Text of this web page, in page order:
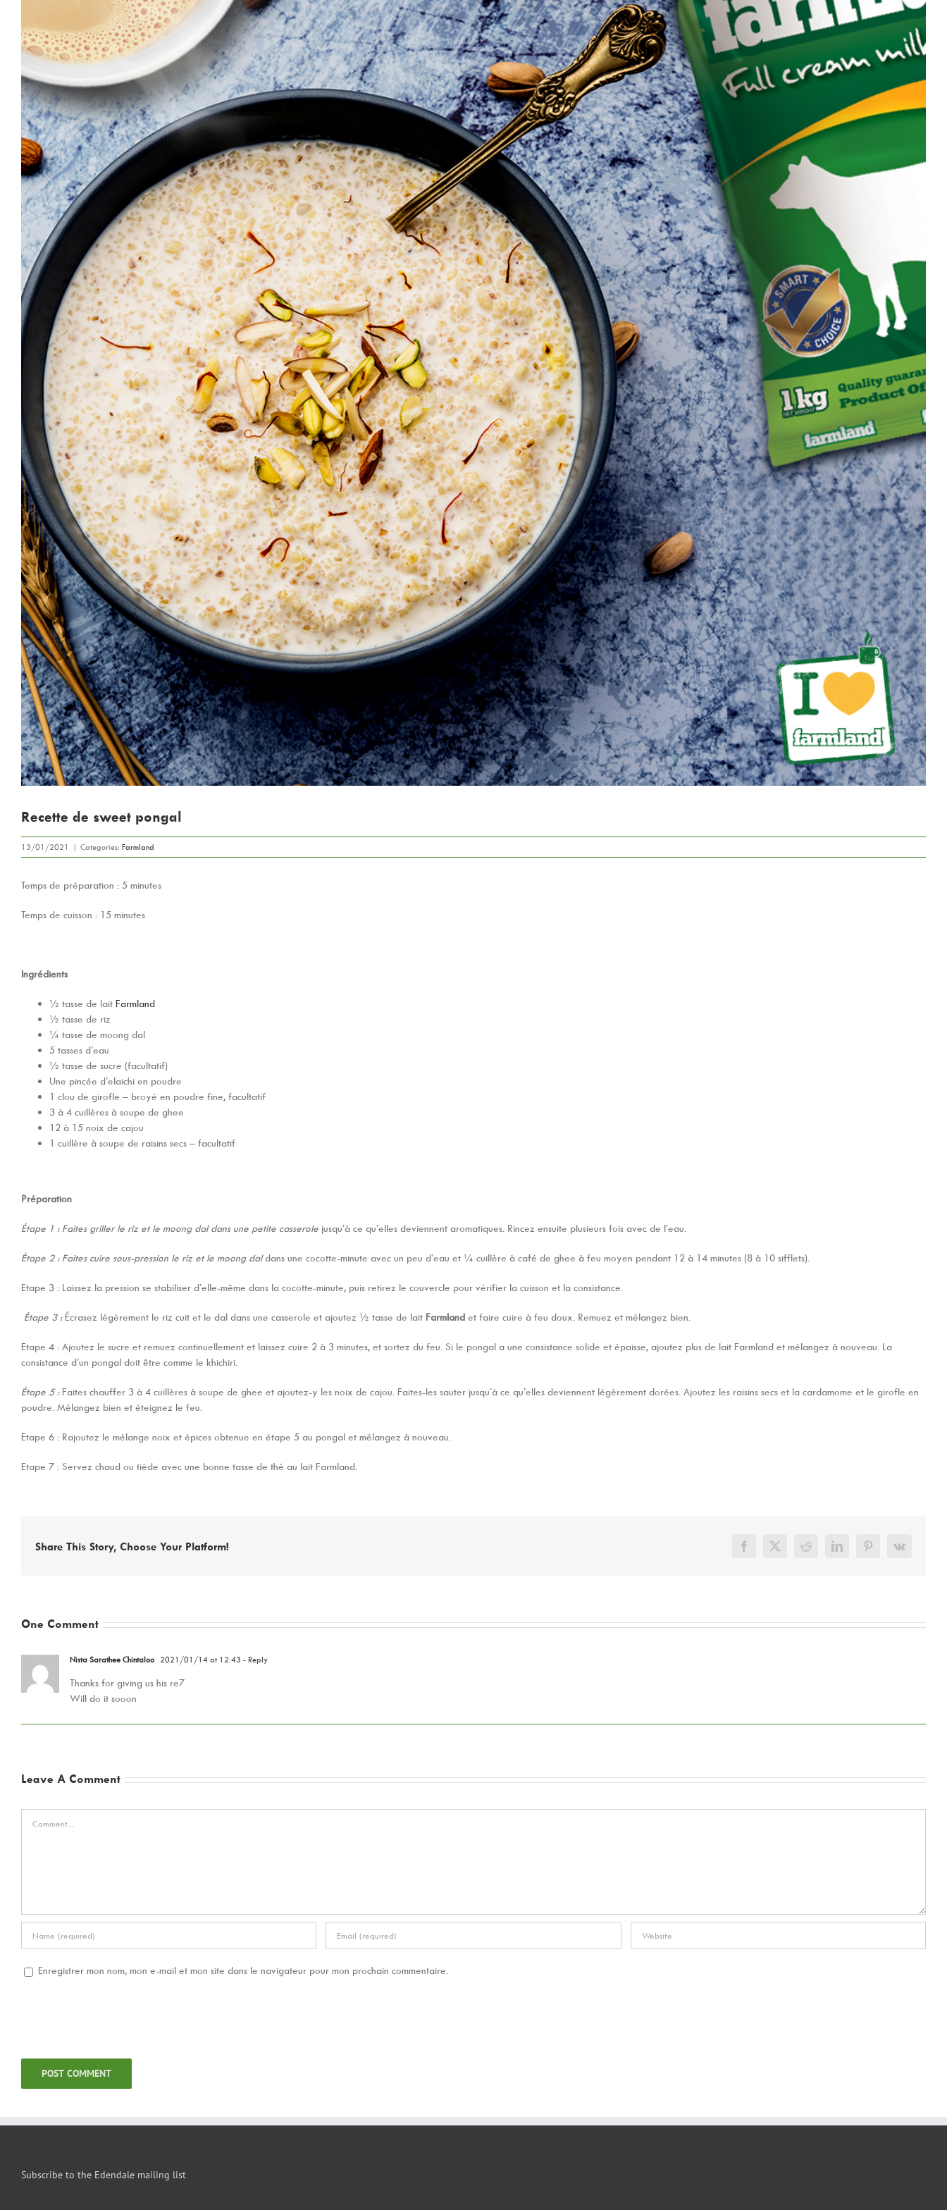
Recette de sweet pongal
13/01/2021 | Categories: Farmland
Temps de préparation : 5 minutes
Temps de cuisson : 15 minutes
Ingrédients
½ tasse de lait Farmland
½ tasse de riz
¼ tasse de moong dal
5 tasses d’eau
½ tasse de sucre (facultatif)
Une pincée d’elaichi en poudre
1 clou de girofle – broyé en poudre fine, facultatif
3 à 4 cuillères à soupe de ghee
12 à 15 noix de cajou
1 cuillère à soupe de raisins secs – facultatif
Préparation
Étape 1 : Faites griller le riz et le moong dal dans une petite casserole jusqu’à ce qu’elles deviennent aromatiques. Rincez ensuite plusieurs fois avec de l’eau.
Étape 2 : Faites cuire sous-pression le riz et le moong daldans une cocotte-minute avec un peu d’eau et ¼ cuillère à café de ghee à feu moyen pendant 12 à 14 minutes (8 à 10 sifflets).
Etape 3 : Laissez la pression se stabiliser d’elle-même dans la cocotte-minute, puis retirez le couvercle pour vérifier la cuisson et la consistance.
Étape 3 : Écrasez légèrement le riz cuit et le dal dans une casserole et ajoutez ½ tasse de lait Farmland et faire cuire à feu doux. Remuez et mélangez bien.
Etape 4 : Ajoutez le sucre et remuez continuellement et laissez cuire 2 à 3 minutes, et sortez du feu. Si le pongal a une consistance solide et épaisse, ajoutez plus de lait Farmland et mélangez à nouveau. La
consistance d’un pongal doit être comme le khichiri.
Étape 5 : Faites chauffer 3 à 4 cuillères à soupe de ghee et ajoutez-y les noix de cajou. Faites-les sauter jusqu’à ce qu’elles deviennent légèrement dorées. Ajoutez les raisins secs et la cardamome et le girofle en
poudre. Mélangez bien et éteignez le feu.
Etape 6 : Rajoutez le mélange noix et épices obtenue en étape 5 au pongal et mélangez à nouveau.
Etape 7 : Servez chaud ou tiède avec une bonne tasse de thé au lait Farmland.
Share This Story, Choose Your Platform! Facebook
X Reddit LinkedInPinterest
Vk
One Comment
Nista Sarathee Chintaloo 2021/01/14 at 12:43 - Reply
Thanks for giving us his re7
Will do it sooon
Leave A Comment
Enregistrer mon nom, mon e-mail et mon site dans le navigateur pour mon prochain commentaire.
Subscribe to the Edendale mailing list